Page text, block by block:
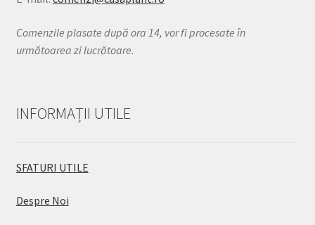
Comenzile plasate după ora 14, vor fi procesate în
următoarea zi lucrătoare.
INFORMAȚII UTILE
SFATURI UTILE
Despre Noi